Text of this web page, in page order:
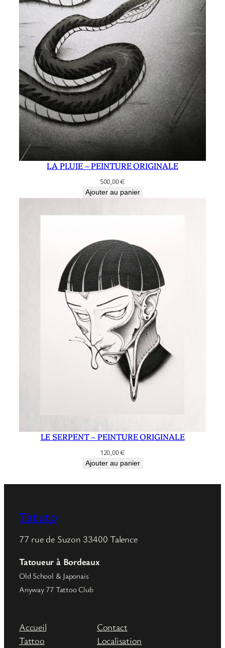
LA PLUIE – PEINTURE ORIGINALE
500,00€
Ajouter au panier
LE SERPENT – PEINTURE ORIGINALE
120,00€
Ajouter au panier
Tatuto
77 rue de Suzon 33400 Talence
Tatoueur à Bordeaux
Old School & Japonais
Anyway 77 Tattoo Club
Accueil
Tattoo
Contact
Localisation